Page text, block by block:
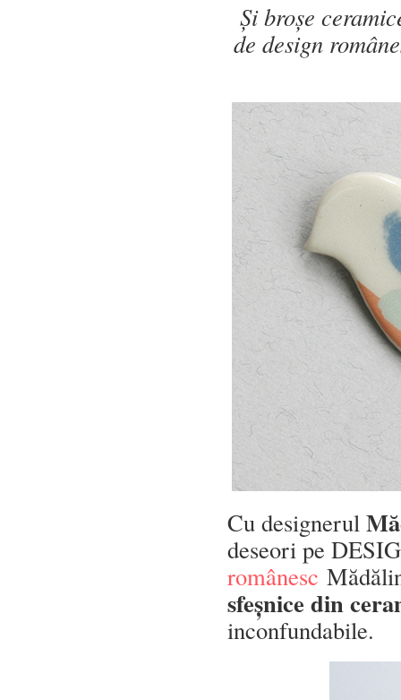
Și broșe
de design
Cu designerul
deseori pe
românesc
sfeșnice din
inconfundabile.